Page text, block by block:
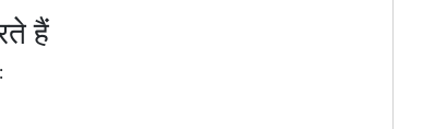
हैं